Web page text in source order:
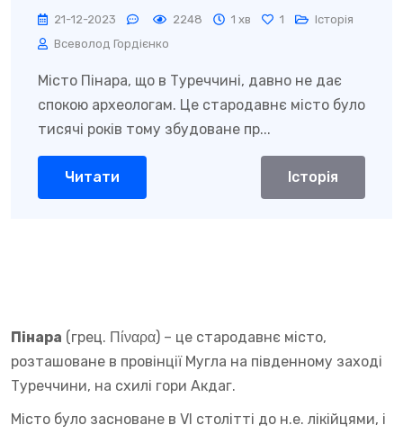
21-12-2023 2248 1 хв 1
Історія
Всеволод Гордієнко
Місто Пінара, що в Туреччині, давно не дає
спокою археологам. Це стародавнє місто було
тисячі років тому збудоване пр...
Читати Історія
Пінара (грец. Πίναρα) – це стародавнє місто,
розташоване в провінції Мугла на південному заході
Туреччини, на схилі гори Акдаг.
Місто було засноване в VI столітті до н.е. лікійцями, і